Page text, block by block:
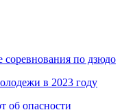
по дзюдо
в 2023 году
об опасности